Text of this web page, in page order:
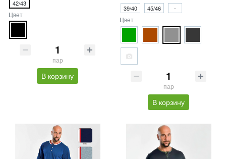
42/43
Цвет
пар
В корзину
39/40
45/46 -
Цвет
пар
В корзину